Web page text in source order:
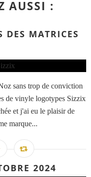
AUSSI :
DES MATRICES
sans trop de conviction
de vinyle logotypes Sizzix
et j'ai eu le plaisir de
marque...
2024